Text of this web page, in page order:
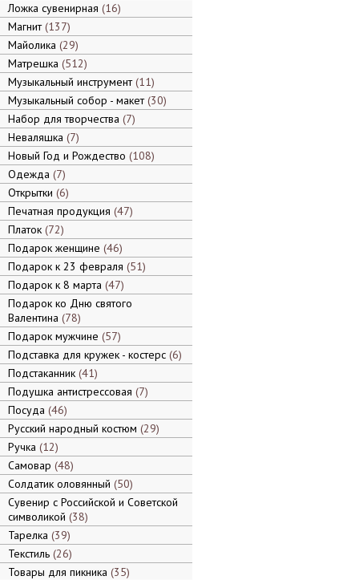
Ложка сувенирная 16
Магнит 137
Майолика 29
Матрешка 512
Музыкальный инструмент 11
Музыкальный собор - макет 30
Набор для творчества 7
Неваляшка 7
Новый Год и Рождество 108
Одежда 7
Открытки 6
Печатная продукция 47
Платок 72
Подарок женщине 46
Подарок к 23 февраля 51
Подарок к 8 марта 47
Подарок ко Дню святого
Валентина 78
Подарок мужчине 57
Подставка для кружек - костерс 6
Подстаканник 41
Подушка антистрессовая 7
Посуда 46
Русский народный костюм 29
Ручка 12
Самовар 48
Солдатик оловянный 50
Сувенир с Российской и Советской
символикой 38
Тарелка 39
Текстиль 26
Товары для пикника 35